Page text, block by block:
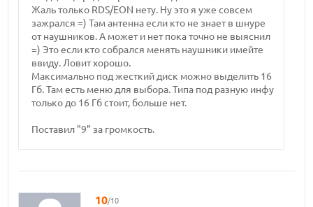
Жаль только RDS/EON нету. Ну это я уже совсем
зажрался =) Там антенна если кто не знает в шнуре
от наушников. А может и нет пока точно не выяснил
=) Это если кто собрался менять наушники имейте
ввиду. Ловит хорошо.
Максимально под жесткий диск можно выделить 16
Гб. Там есть меню для выбора. Типа под разную инфу
только до 16 Гб стоит, больше нет.
Поставил "9" за громкость.
10/10